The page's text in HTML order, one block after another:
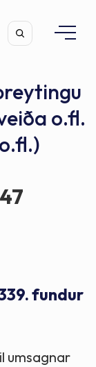
o.fl.
fundur
umsagnar